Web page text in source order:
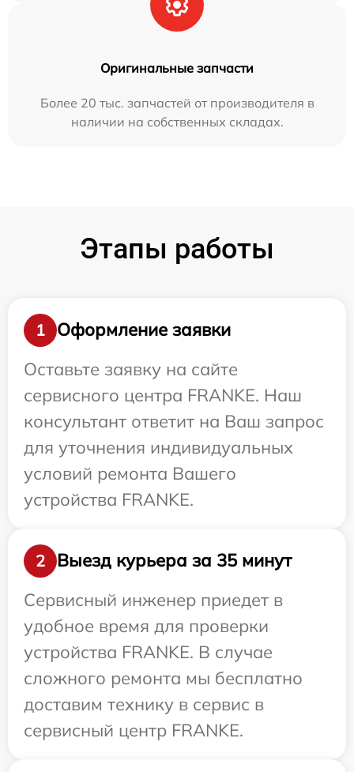
Оригинальные запчасти
Более 20 тыс. запчастей от производителя в
наличии на собственных складах.
Этапы работы
1
Оформление заявки
Оставьте заявку на сайте
сервисного центра FRANKE. Наш
консультант ответит на Ваш запрос
для уточнения индивидуальных
условий ремонта Вашего
устройства FRANKE.
2
Выезд курьера за 35 минут
Сервисный инженер приедет в
удобное время для проверки
устройства FRANKE. В случае
сложного ремонта мы бесплатно
доставим технику в сервис в
сервисный центр FRANKE.